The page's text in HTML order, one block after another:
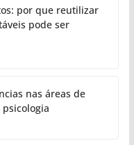
por que reutilizar
pode ser
nas áreas de